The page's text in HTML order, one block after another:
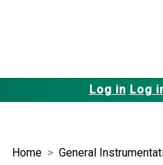
Log in Log
Home General